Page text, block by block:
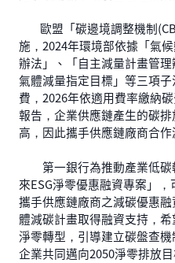
歐盟「碳邊境調整機制
施，2024年環境部依據「氣
辦法」、「自主減量計畫管
氣體減量指定目標」等三項
費，2026年依適用費率繳納
報告，企業供應鏈產生的碳
高，因此攜手供應鏈廠商合
第一銀行為推動產業低碳
來ESG淨零優惠融資專案」
攜手供應鏈廠商之減碳優惠
體減碳計畫取得融資支持，
淨零轉型，引導建立碳盤查
企業共同邁向2050淨零排放目